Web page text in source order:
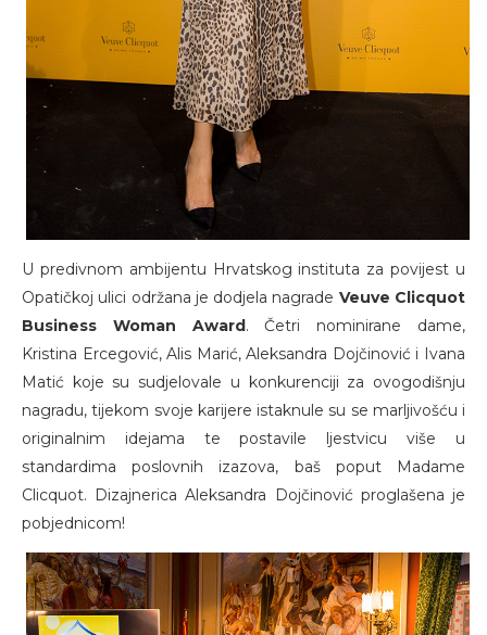
U predivnom ambijentu Hrvatskog instituta za povijest u
Opatičkoj ulici održana je dodjela nagrade Veuve Clicquot
Business Woman Award. Četri nominirane dame,
Kristina Ercegović, Alis Marić, Aleksandra Dojčinović i Ivana
Matić koje su sudjelovale u konkurenciji za ovogodišnju
nagradu, tijekom svoje karijere istaknule su se marljivošću i
originalnim idejama te postavile ljestvicu više u
standardima poslovnih izazova, baš poput Madame
Clicquot. Dizajnerica Aleksandra Dojčinović proglašena je
pobjednicom!